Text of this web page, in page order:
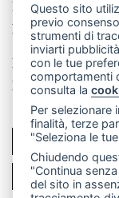
La redazione
Made by VIP
Privacy policy
Rivedi le tue
Questo sito
previo
strumenti di
inviarti
con le tue
comportamenti
consulta la
Per selezionare
finalità, terze
"Seleziona le
Chiudendo
"Continua
del sito in